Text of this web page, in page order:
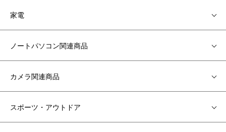
家電
ノートパソコン関連商品
カメラ関連商品
スポーツ・アウトドア